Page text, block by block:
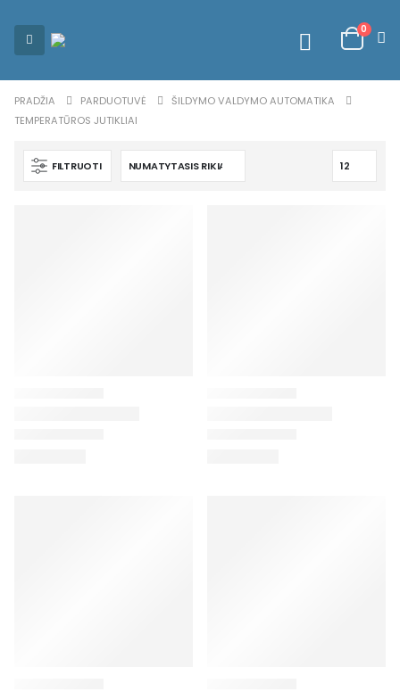
0
PRADŽIA PARDUOTUVĖ
ŠILDYMO VALDYMO AUTOMATIKA
TEMPERATŪROS JUTIKLIAI
FILTRUOTI